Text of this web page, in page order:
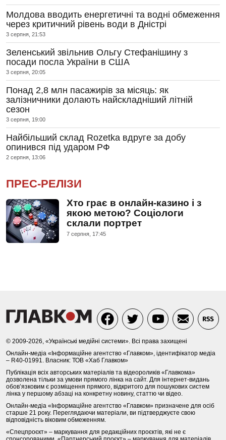
Молдова вводить енергетичні та водні обмеження
через критичний рівень води в Дністрі
3 серпня, 21:53
Зеленський звільнив Ольгу Стефанішину з
посади посла України в США
3 серпня, 20:05
Понад 2,8 млн пасажирів за місяць: як
залізничники долають найскладніший літній
сезон
3 серпня, 19:00
Найбільший склад Rozetka вдруге за добу
опинився під ударом РФ
2 серпня, 13:06
ПРЕС-РЕЛІЗИ
Хто грає в онлайн-казино і з
якою метою? Соціологи
склали портрет
7 серпня, 17:45
© 2009-2026, «Українські медійні системи». Всі права захищені
Онлайн-медіа «Інформаційне агентство «Главком», ідентифікатор медіа
– R40-01991. Власник: ТОВ «Хаб Главком»
Публікація всіх авторських матеріалів та відеороликів «Главкома»
дозволена тільки за умови прямого лінка на сайт. Для інтернет-видань
обов’язковим є розміщення прямого, відкритого для пошукових систем
лінка у першому абзаці на конкретну новину, статтю чи відео.
Онлайн-медіа «Інформаційне агентство «Главком» призначене для осіб
старше 21 року. Переглядаючи матеріали, ви підтверджуєте свою
відповідність віковим обмеженням.
«Спецпроєкт» – маркування для редакційних проєктів, які не є